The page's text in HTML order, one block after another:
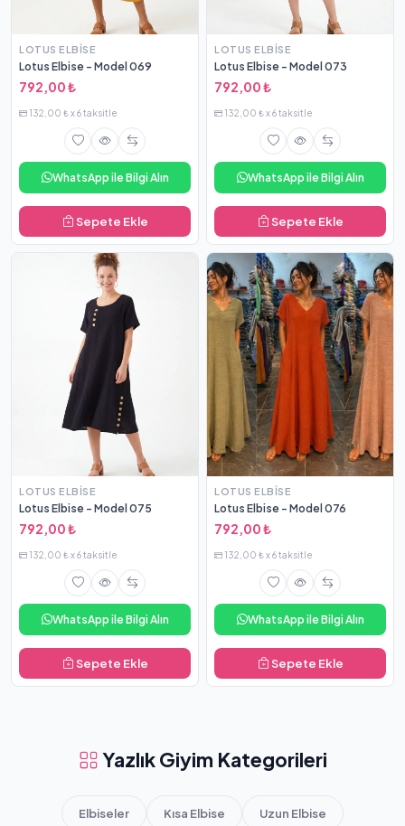
LOTUS ELBISE
Lotus Elbise - Model 069
792,00 ₺
132,00 ₺ x 6 taksitle
WhatsApp ile Bilgi Alın
Sepete Ekle
LOTUS ELBISE
Lotus Elbise - Model 073
792,00 ₺
132,00 ₺ x 6 taksitle
WhatsApp ile Bilgi Alın
Sepete Ekle
LOTUS ELBISE
Lotus Elbise - Model 075
792,00 ₺
132,00 ₺ x 6 taksitle
WhatsApp ile Bilgi Alın
Sepete Ekle
LOTUS ELBISE
Lotus Elbise - Model 076
792,00 ₺
132,00 ₺ x 6 taksitle
WhatsApp ile Bilgi Alın
Sepete Ekle
Yazlık Giyim Kategorileri
Elbiseler Kısa Elbise Uzun Elbise